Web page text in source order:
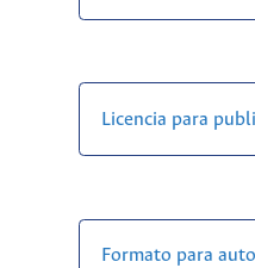
Licencia para
Formato para